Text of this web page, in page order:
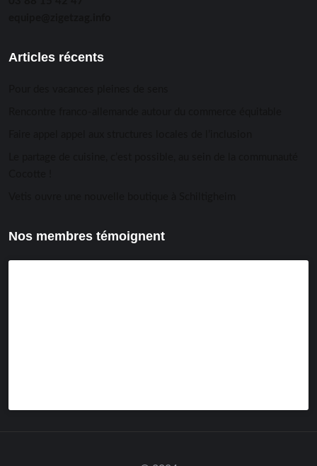
Articles récents
Nos membres témoignent